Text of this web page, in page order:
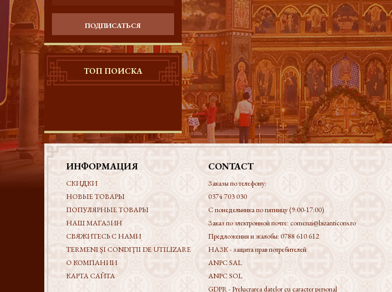
ПОДПИСАТЬСЯ
ТОП ПОИСКА
ИНФОРМАЦИЯ
СКИДКИ
НОВЫЕ ТОВАРЫ
ПОПУЛЯРНЫЕ ТОВАРЫ
НАШ МАГАЗИН
СВЯЖИТЕСЬ С НАМИ
TERMENI ȘI CONDIȚII DE UTILIZARE
О КОМПАНИИ
КАРТА САЙТА
CONTACT
Заказы по телефону:
0374 703 030
С понедельника по пятницу (9:00-17:00)
Заказ по электронной почте: comenzi@bizanticons.ro
Предложения и жалобы: 0788 610 612
НАЗК - защита прав потребителей
ANPC SAL
ANPC SOL
GDPR - Prelucrarea datelor cu caracter personal